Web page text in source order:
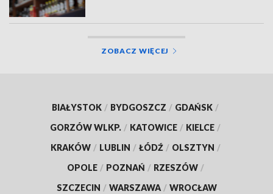
ZOBACZ WIĘCEJ
BIAŁYSTOK / BYDGOSZCZ / GDAŃSK /
GORZÓW WLKP. / KATOWICE / KIELCE /
KRAKÓW / LUBLIN / ŁÓDŹ / OLSZTYN /
OPOLE / POZNAŃ / RZESZÓW /
SZCZECIN / WARSZAWA / WROCŁAW